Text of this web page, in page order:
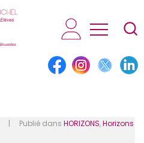
AESM...
| Publié dans HORIZONS,Horizons